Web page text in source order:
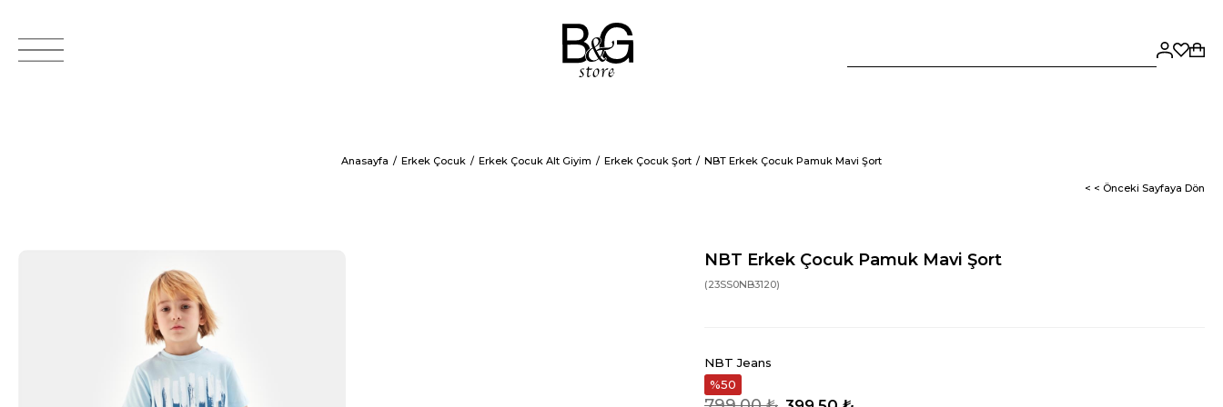
Anasayfa Erkek Çocuk Erkek Çocuk Alt Giyim Erkek Çocuk Şort NBT Erkek Çocuk Pamuk Mavi Şort
< < Önceki Sayfaya Dön
NBT Erkek Çocuk Pamuk Mavi Şort
(23SS0NB3120)
NBT Jeans
50